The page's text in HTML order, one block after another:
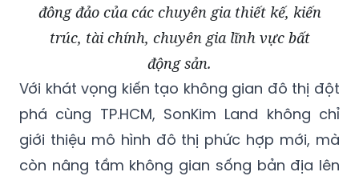
đông đảo của các chuyên gia thiết kế, kiến
trúc, tài chính, chuyên gia lĩnh vực bất
động sản.
Với khát vọng kiến tạo không gian đô thị đột
phá cùng TP.HCM, SonKim Land không chỉ
giới thiệu mô hình đô thị phức hợp mới, mà
còn nâng tầm không gian sống bản địa lên